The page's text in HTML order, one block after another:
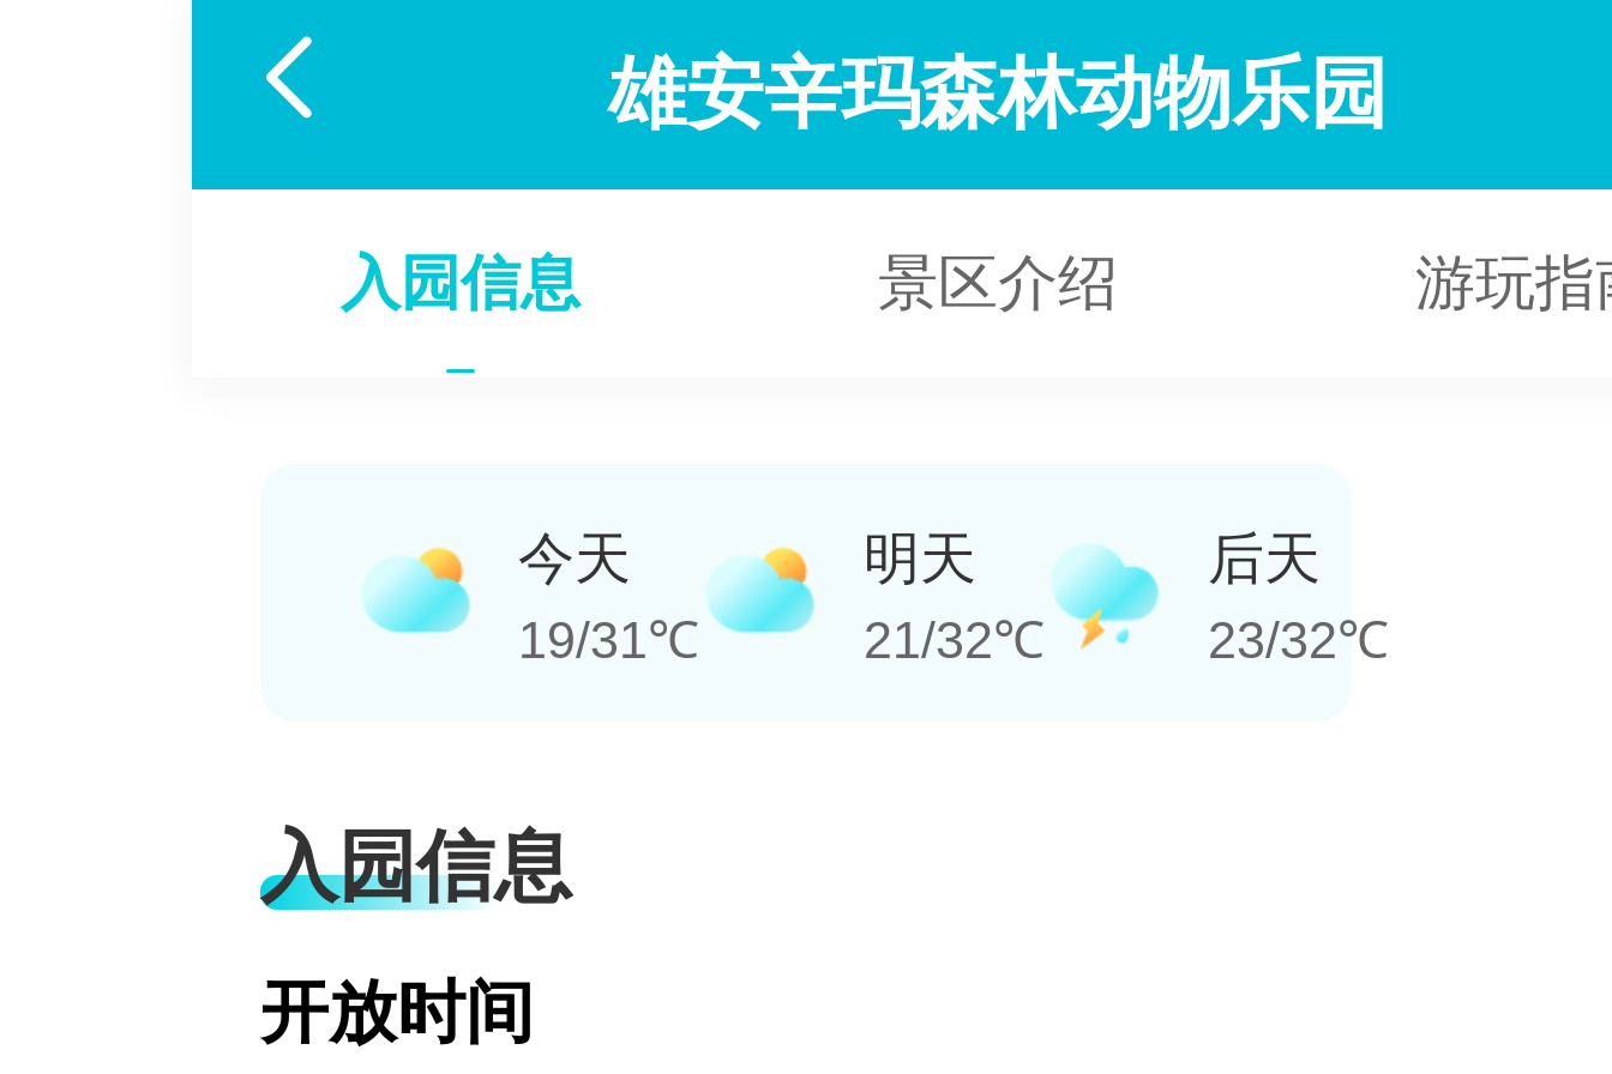
 雄安辛玛森林动物乐园
入园信息 景区介绍 游玩指
今天
19/31℃
明天
21/32℃
后天
23/32℃
入园信息
开放时间